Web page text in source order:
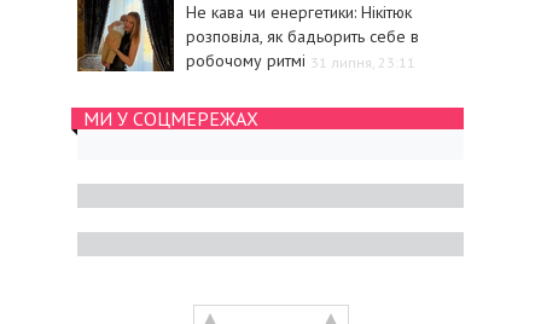
Не кава чи енергетики: Нікітюк
розповіла, як бадьорить себе в
робочому ритмі 31 липня, 23:11
МИ У СОЦМЕРЕЖАХ